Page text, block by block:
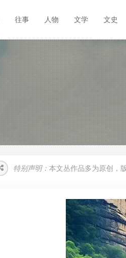
往事 人物 文学 文史
特别声明： 本文丛作品多为原创，